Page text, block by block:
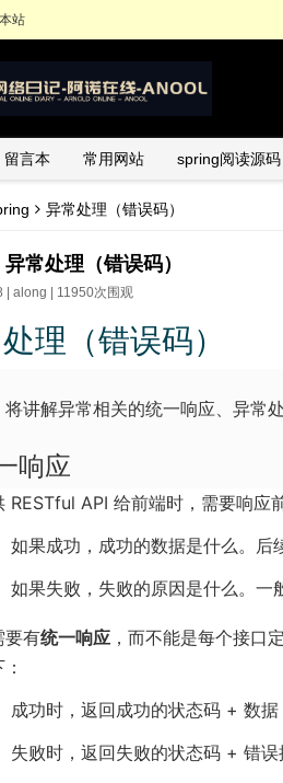
站
留言本 常用网站 spring阅读源码
异常处理（错误码）
异常处理（错误码）
| along | 11950次围观
理（错误码）
讲解异常相关的统一响应、异常
响应
RESTful API 给前端时，需要响应
如果成功，成功的数据是什么。后
如果失败，失败的原因是什么。一
要有统一响应 ，而不能是每个接口
成功时，返回成功的状态码 + 数据
失败时，返回失败的状态码 + 错误